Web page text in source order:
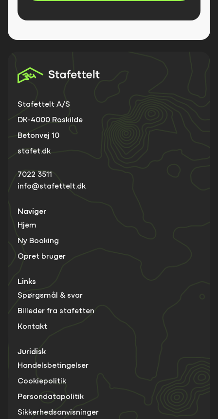
Stafettelt A/S
DK-4000 Roskilde
Betonvej 10
stafet.dk
7022 3511
info@stafettelt.dk
Naviger
Hjem
Ny Booking
Opret bruger
Links
Spørgsmål & svar
Billeder fra stafetten
Kontakt
Juridisk
Handelsbetingelser
Cookiepolitik
Persondatapolitik
Sikkerhedsanvisninger